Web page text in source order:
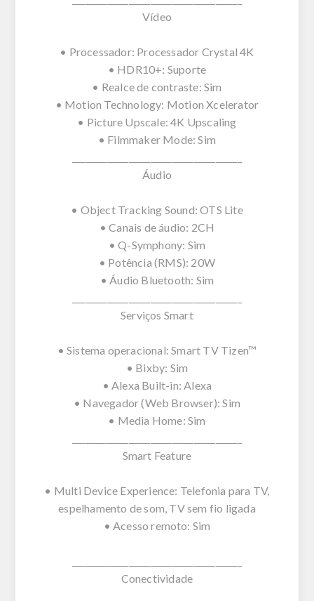
Vídeo
• Processador: Processador Crystal 4K
• HDR10+: Suporte
• Realce de contraste: Sim
• Motion Technology: Motion Xcelerator
• Picture Upscale: 4K Upscaling
• Filmmaker Mode: Sim
Áudio
• Object Tracking Sound: OTS Lite
• Canais de áudio: 2CH
• Q-Symphony: Sim
• Potência (RMS): 20W
• Áudio Bluetooth: Sim
Serviços Smart
• Sistema operacional: Smart TV Tizen™
• Bixby: Sim
• Alexa Built-in: Alexa
• Navegador (Web Browser): Sim
• Media Home: Sim
Smart Feature
• Multi Device Experience: Telefonia para TV,
espelhamento de som, TV sem fio ligada
• Acesso remoto: Sim
Conectividade